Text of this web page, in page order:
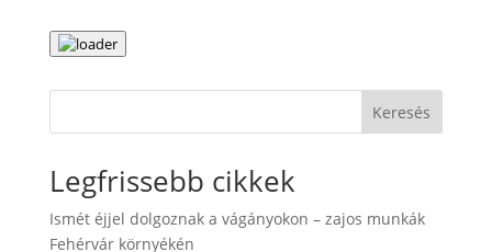
Keresés
Legfrissebb cikkek
Ismét éjjel dolgoznak a vágányokon – zajos munkák
Fehérvár környékén